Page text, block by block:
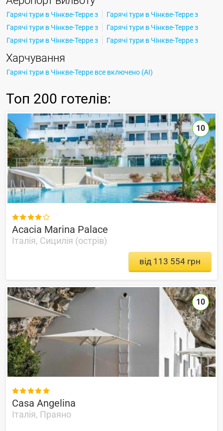
Гарячі тури в Чінкве-Терре з
Гарячі тури в Чінкве-Терре з
Гарячі тури в Чінкве-Терре з
Гарячі тури в Чінкве-Терре з
Гарячі тури в Чінкве-Терре з
Гарячі тури в Чінкве-Терре з
Харчування
Гарячі тури в Чінкве-Терре все включено (AI)
Топ 200 готелів:

Acacia Marina Palace
Італія, Сицилія (острів)
10
від 113 554 грн

Casa Angelina
Італія, Праяно
10